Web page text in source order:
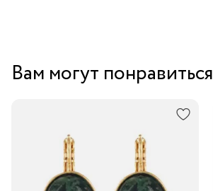
Вам могут понравиться